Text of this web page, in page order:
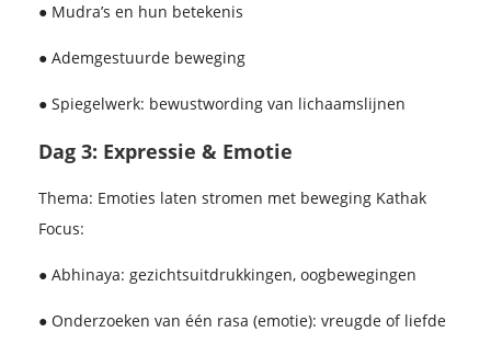
● Mudra’s en hun betekenis
● Ademgestuurde beweging
● Spiegelwerk: bewustwording van lichaamslijnen
Dag 3: Expressie & Emotie
Thema: Emoties laten stromen met beweging Kathak
Focus:
● Abhinaya: gezichtsuitdrukkingen, oogbewegingen
● Onderzoeken van één rasa (emotie): vreugde of liefde